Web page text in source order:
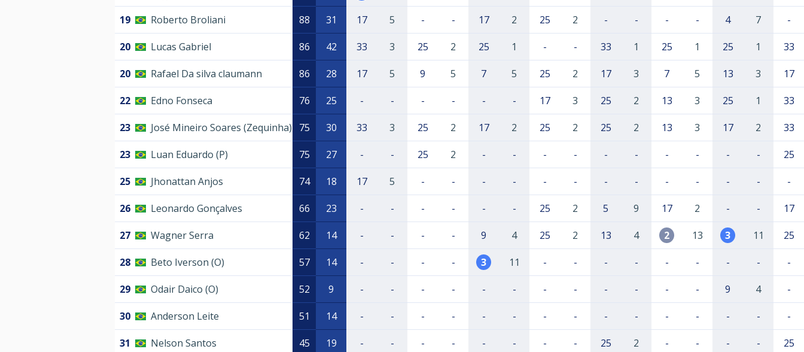
19 Roberto Broliani 88 31 17 5 - - 17 2 25 2 - - - - 4 7 -
20 Lucas Gabriel 86 42 33 3 25 2 25 1 - - 33 1 25 1 25 1 33
20 Rafael Da silva claumann 86 28 17 5 9 5 7 5 25 2 17 3 7 5 13 3 17
22 Edno Fonseca 76 25 - - - - - - 17 3 25 2 13 3 25 1 33
23 José Mineiro Soares (Zequinha) 75 30 33 3 25 2 17 2 25 2 25 2 13 3 17 2 33
23 Luan Eduardo (P) 75 27 - - 25 2 - - - - - - - - - - 25
25 Jhonattan Anjos 74 18 17 5 - - - - - - - - - - - - -
26 Leonardo Gonçalves 66 23 - - - - - - 25 2 5 9 17 2 - - 17
27 Wagner Serra 62 14 - - - - 9 4 25 2 13 4 2 13 3 11 25
28 Beto Iverson (O) 57 14 - - - - 3 11 - - - - - - - - -
29 Odair Daico (O) 52 9 - - - - - - - - - - - - 9 4 -
30 Anderson Leite 51 14 - - - - - - - - - - - - - - -
31 Nelson Santos 45 19 - - - - - - - - 25 2 - - - - 25